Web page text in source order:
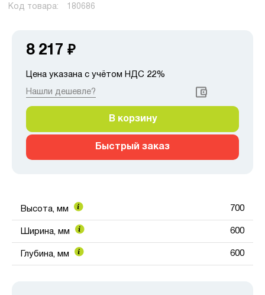
Код товара: 180686
8 217 ₽
Цена указана с учётом НДС 22%
Нашли дешевле?
В корзину
Быстрый заказ
Высота, мм 700
Ширина, мм 600
Глубина, мм 600